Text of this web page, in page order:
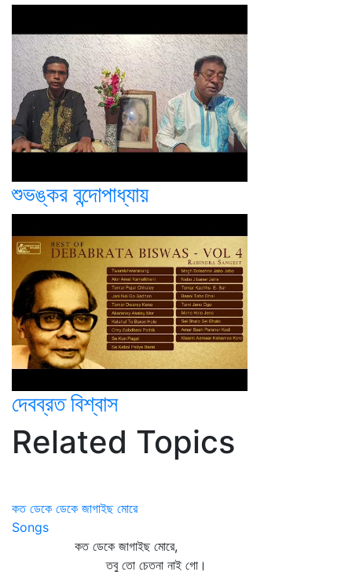
শুভঙ্কর বন্দোপাধ্যায়
দেবব্রত বিশ্বাস
Related Topics
কত ডেকে ডেকে জাগাইছ মোরে
Songs
কত ডেকে জাগাইছ মোরে,
তবু তো চেতনা নাই গো।